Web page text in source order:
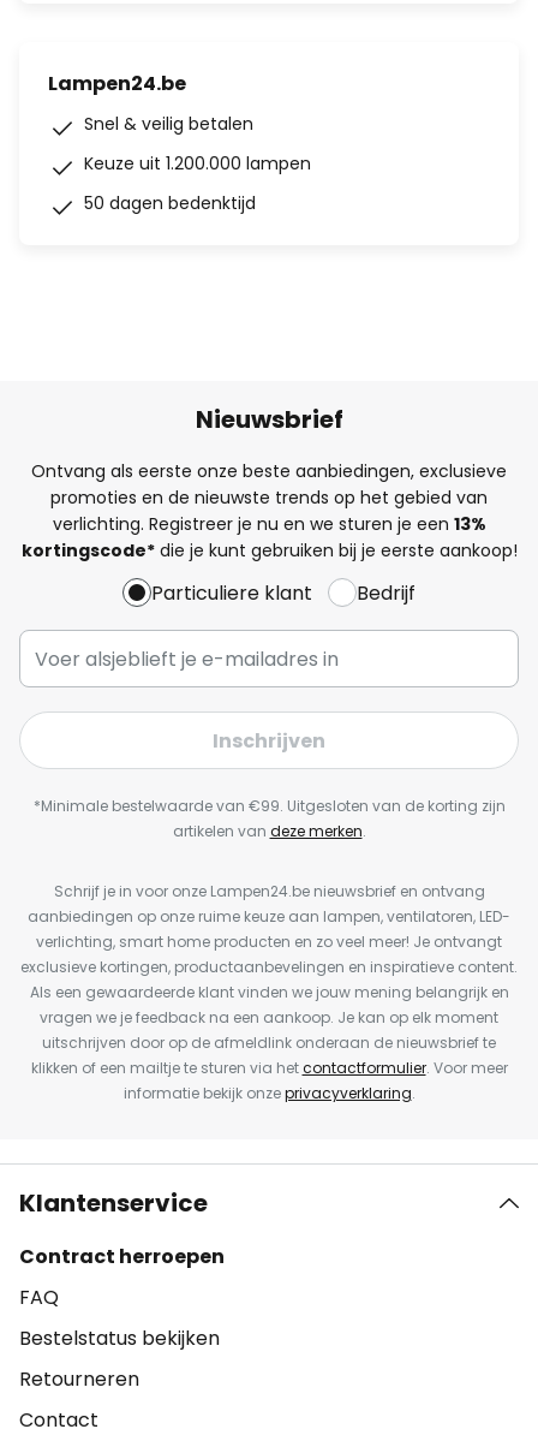
Lampen24.be
Snel & veilig betalen
Keuze uit 1.200.000 lampen
50 dagen bedenktijd
Nieuwsbrief
Ontvang als eerste onze beste aanbiedingen, exclusieve
promoties en de nieuwste trends op het gebied van
verlichting. Registreer je nu en we sturen je een 13%
kortingscode*die je kunt gebruiken bij je eerste aankoop!
Particuliere klant Bedrijf
Inschrijven
*Minimale bestelwaarde van €99. Uitgesloten van de korting zijn
artikelen van deze merken.
Schrijf je in voor onze Lampen24.be nieuwsbrief en ontvang
aanbiedingen op onze ruime keuze aan lampen, ventilatoren, LED-
verlichting, smart home producten en zo veel meer! Je ontvangt
exclusieve kortingen, productaanbevelingen en inspiratieve content.
Als een gewaardeerde klant vinden we jouw mening belangrijk en
vragen we je feedback na een aankoop. Je kan op elk moment
uitschrijven door op de afmeldlink onderaan de nieuwsbrief te
klikken of een mailtje te sturen via hetcontactformulier. Voor meer
informatie bekijk onzeprivacyverklaring.
Klantenservice
Contract herroepen
FAQ
Bestelstatus bekijken
Retourneren
Contact